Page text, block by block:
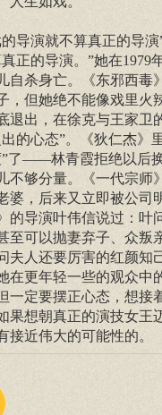
导演就不算真正的导演
正的导演。”她在1979
自杀身亡。《东邪西毒
，但她绝不能像戏里火
退出，在徐克与王家卫
的心态”。《狄仁杰》
”了——林青霞拒绝以后
不够分量。《一代宗师
婆，后来又立即被公司
的导演叶伟信说过：叶
至可以抛妻弃子、众叛
夫人还要厉害的红颜知
在更年轻一些的观众中
定要摆正心态，想接
果想朝真正的演技女王
近伟大的可能性的。